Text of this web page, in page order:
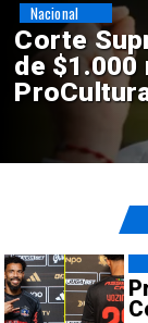
Codelco
en El
sísmicos
Nacional